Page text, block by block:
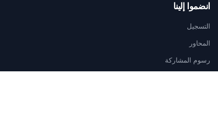
انضموا إلينا
التسجيل
المحاور
رسوم المشاركة